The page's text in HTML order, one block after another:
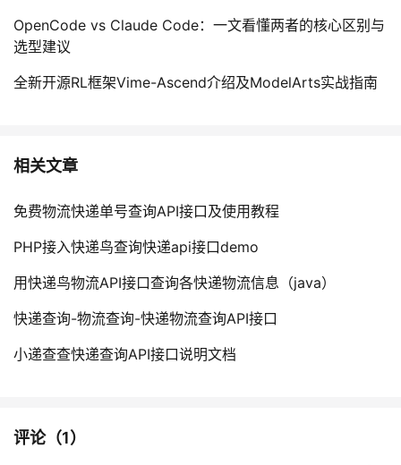
OpenCode vs Claude Code：一文看懂两者的核心区别与
选型建议
全新开源RL框架Vime-Ascend介绍及ModelArts实战指南
相关文章
免费物流快递单号查询API接口及使用教程
PHP接入快递鸟查询快递api接口demo
用快递鸟物流API接口查询各快递物流信息（java）
快递查询-物流查询-快递物流查询API接口
小递查查快递查询API接口说明文档
评论（1）